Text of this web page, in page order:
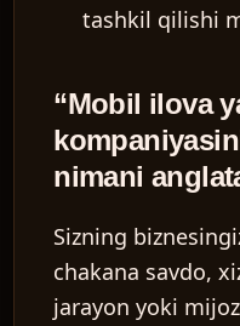
tashkil qilishi
“Mobil ilova
nimani
Sizning
chakana savdo,
jarayon yoki